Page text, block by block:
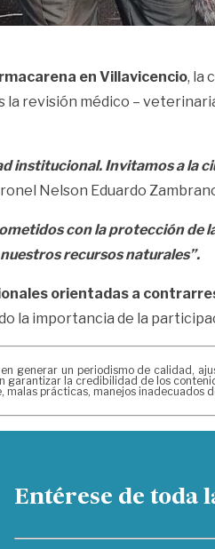
en Villavicencio, la
la revisión médico –
institucional. Invitamos a la
Nelson Eduardo
con la protección de
recursos naturales”.
orientadas a
la importancia de la
en generar un periodismo de
garantizar la credibilidad de los
prácticas, manejos
Entérese de toda